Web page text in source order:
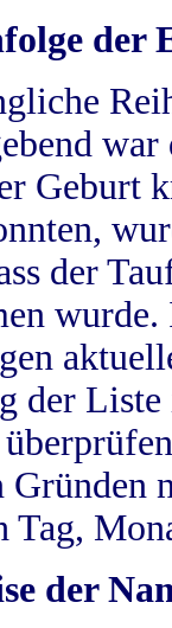
der
Geburt
der
der
Gründen
Tag,
der